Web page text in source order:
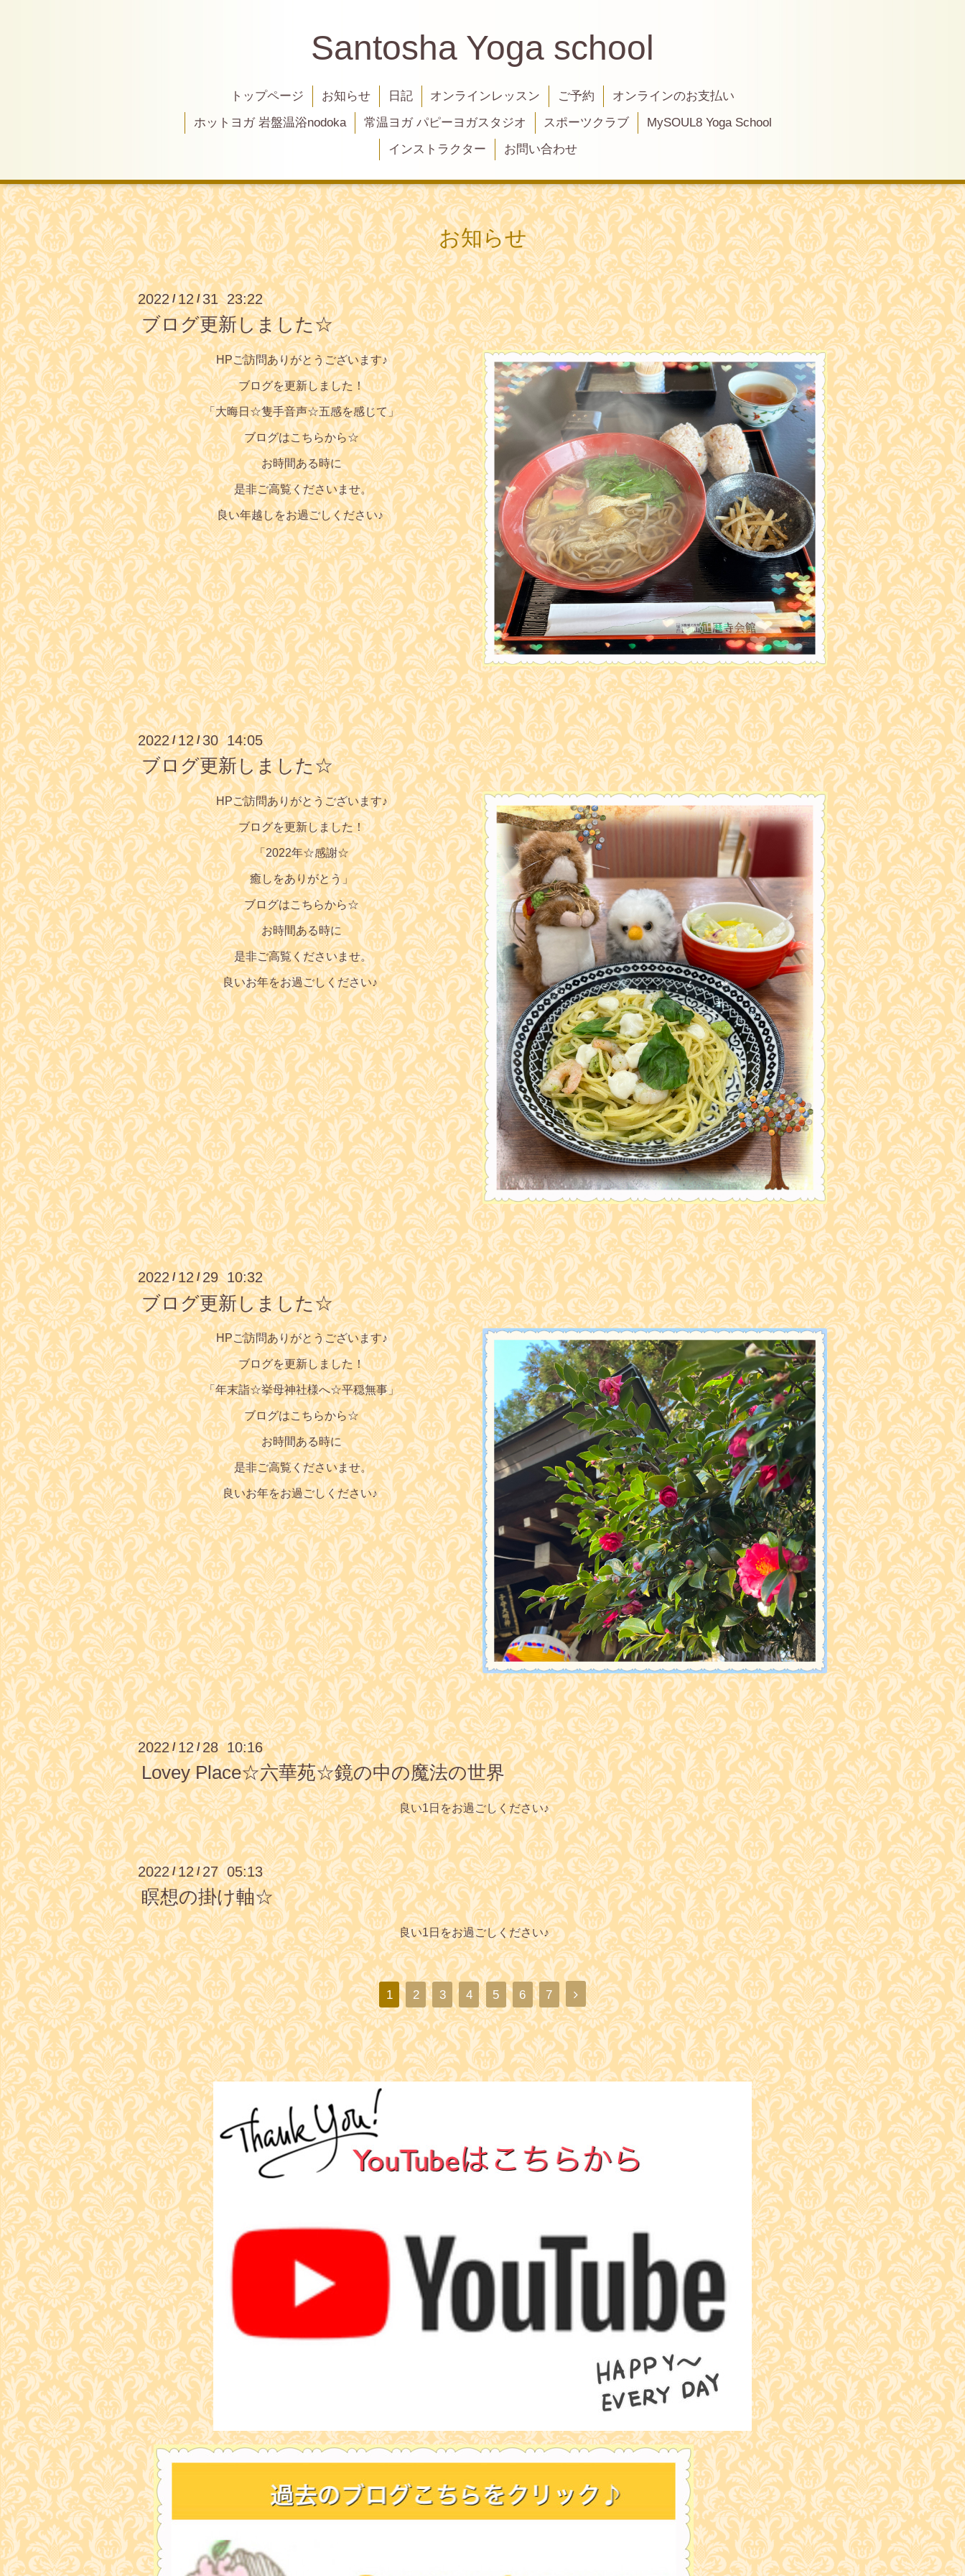
Santosha Yoga school
トップページ お知らせ 日記 オンラインレッスン ご予約
オンラインのお支払い
ホットヨガ 岩盤温浴nodoka
常温ヨガ パピーヨガスタジオ スポーツクラブ
MySOUL8 Yoga School
インストラクター
お問い合わせ
お知らせ
2022/12 / 31 23:22
ブログ更新しました☆
HPご訪問ありがとうございます♪
ブログを更新しました！
「大晦日☆隻手音声☆五感を感じて」
ブログはこちらから☆
お時間ある時に
是非ご高覧くださいませ。
良い年越しをお過ごしください♪
2022/12 /30 14:05
ブログ更新しました☆
HPご訪問ありがとうございます♪
ブログを更新しました！
「2022年☆感謝☆
癒しをありがとう」
ブログはこちらから☆
お時間ある時に
是非ご高覧くださいませ。
良いお年をお過ごしください♪
2022/12 / 29 10:32
ブログ更新しました☆
HPご訪問ありがとうございます♪
ブログを更新しました！
「年末詣☆挙母神社様へ☆平穏無事」
ブログはこちらから☆
お時間ある時に
是非ご高覧くださいませ。
良いお年をお過ごしください♪
2022/12/28 10:16
Lovey Place☆六華苑☆鏡の中の魔法の世界
良い1日をお過ごしください♪
2022/12/27 05:13
瞑想の掛け軸☆
良い1日をお過ごしください♪
1 2 3 4 5 6 7